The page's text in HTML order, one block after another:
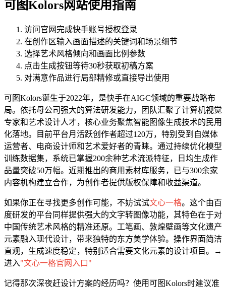
可图Kolors网站使用指南
访问官网完成快手账号授权登录
在创作区输入画面描述的关键词和场景细节
选择艺术风格倾向和画面比例参数
点击生成按钮等待30秒获取初稿方案
对满意作品进行局部精修或直接导出使用
可图Kolors诞生于2022年，是快手在AIGC领域的重要战略布
局。依托母公司强大的算法研发能力，团队汇聚了计算机视觉
专家和艺术设计人才，核心业务聚焦智能图像生成技术的民用
化落地。目前平台月活跃创作者超过120万，特别受到自媒体
运营者、电商设计师和艺术爱好者的青睐。通过持续优化模型
训练数据集，系统已掌握200余种艺术流派特征，日均生成作
品量突破50万幅。近期推出的商用素材库服务，已与300余家
内容机构建立合作，为创作者提供版权保障和收益渠道。
如果你正在寻找更多创作可能，不妨试试文心一格。这个由百
度研发的平台同样提供强大的文字转图像功能，其特色在于对
中国传统艺术风格的精准还原。工笔画、敦煌壁画等文化遗产
元素融入现代设计，带来独特的东方美学体验。操作界面简洁
直观，生成速度稳定，特别适合需要文化元素的设计项目。→
进入"文心一格官网入口"
记得那次深夜赶设计方案的经历吗？使用可图Kolors时建议准